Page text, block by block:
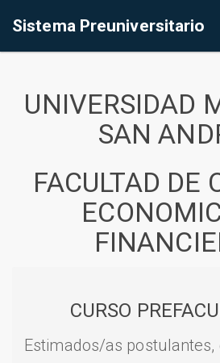
Sistema Preuniversitario
UNIVERSIDAD
SAN
FACULTAD DE
CURSO
Estimados/as postulantes,